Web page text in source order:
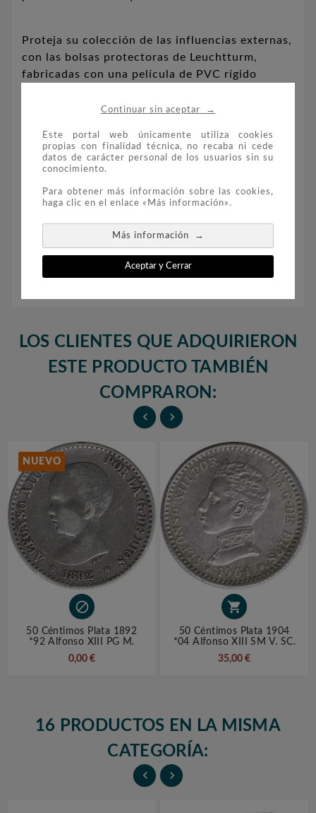
Continuar sin aceptar →
Este portal web únicamente utiliza cookies
propias con finalidad técnica, no recaba ni cede
datos de carácter personal de los usuarios sin su
conocimiento.
Para obtener más información sobre las cookies,
haga clic en el enlace «Más información».
Más información →
Aceptar y Cerrar
Proteja su colección de las influencias externas,
con las bolsas protectoras de Leuchtturm,
fabricadas con una película de PVC rígido
Las bolsas de protección son ideales para
objetos de colección de hasta 90 mm de
diámetro.
Ref. 364999
LOS CLIENTES QUE ADQUIRIERON
ESTE PRODUCTO TAMBIÉN
COMPRARON:
 
NUEVO

50 Céntimos Plata 1892
*92 Alfonso XIII PG M.
0,00 €

50 Céntimos Plata 1904
*04 Alfonso XIII SM V. SC.
35,00 €
16 PRODUCTOS EN LA MISMA
CATEGORÍA:
 